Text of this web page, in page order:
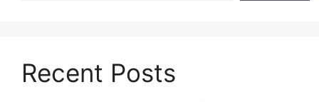
Recent Posts